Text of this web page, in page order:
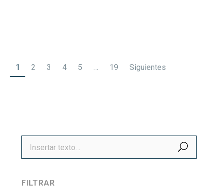
de
1 2 3 4 5 … 19 Siguientes
FILTRAR